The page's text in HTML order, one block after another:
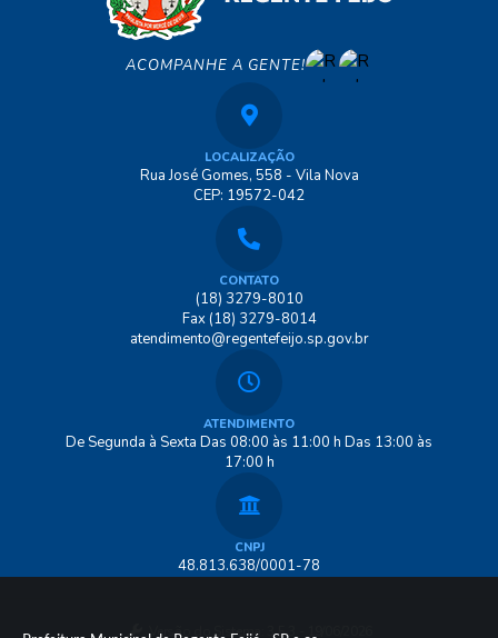
ACOMPANHE A GENTE!
LOCALIZAÇÃO
Rua José Gomes, 558 - Vila Nova
CEP: 19572-042
CONTATO
(18) 3279-8010
Fax (18) 3279-8014
atendimento@regentefeijo.sp.gov.br
ATENDIMENTO
De Segunda à Sexta Das 08:00 às 11:00 h Das 13:00 às
17:00 h
CNPJ
48.813.638/0001-78
Versão do Sistema: 3.5.3 - 19/06/2026